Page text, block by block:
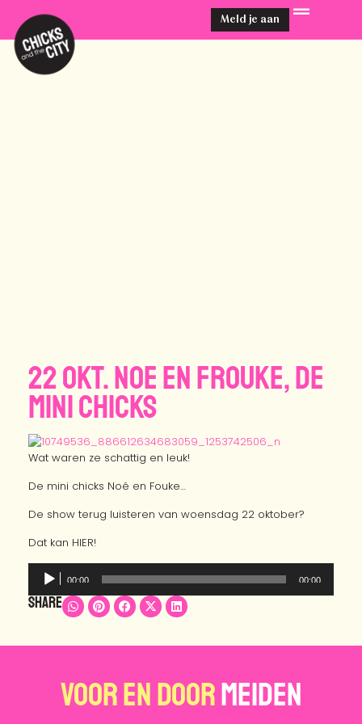
Meld je aan
22 OKT. NOE EN FROUKE, DE
MINI CHICKS
Wat waren ze schattig en leuk!
De mini chicks Noé en Fouke…
De show terug luisteren van woensdag 22 oktober?
Dat kan HIER!
Audiospeler
00:00 00:00
Share
Voor en doorMeiden